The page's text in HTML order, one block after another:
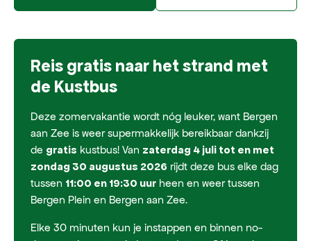
Reis gratis naar het strand met
de Kustbus
Deze zomervakantie wordt nóg leuker, want Bergen
aan Zee is weer supermakkelijk bereikbaar dankzij
de gratis kustbus! Van zaterdag 4 juli tot en met
zondag 30 augustus 2026 rijdt deze bus elke dag
tussen 11:00 en 19:30 uur heen en weer tussen
Bergen Plein en Bergen aan Zee.
Elke 30 minuten kun je instappen en binnen no-